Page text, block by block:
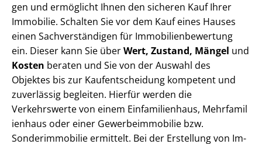
gen und ermöglicht Ihnen den sicheren Kauf Ihrer
Immobilie. Schalten Sie vor dem Kauf eines Hauses
einen Sach­ver­stän­di­gen für Im­mo­bi­li­en­be­wer­tung
ein. Dieser kann Sie überWert, Zustand, Mängel und
Kosten beraten und Sie von der Auswahl des
Objektes bis zur Kauf­ent­schei­dung kompetent und
zuverlässig begleiten. Hierfür werden die
Verkehrswerte von einem Einfamilienhaus, Mehr­fa­mi­l
i­en­haus oder einer Ge­wer­be­im­mo­bi­lie bzw.
Sonderimmobilie ermittelt. Bei der Erstellung von Im­